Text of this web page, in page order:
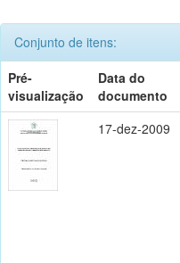
Conjunto de itens:
Pré-
visualização
Data do
documento
17-dez-2009